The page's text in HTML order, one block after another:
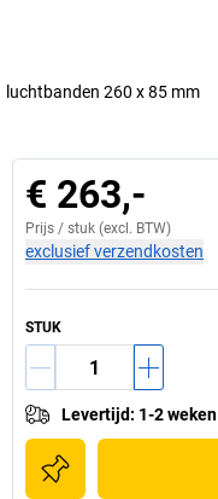
luchtbanden 260 x 85 mm
€ 263,-
Prijs / stuk (excl. BTW)
exclusief verzendkosten
STUK
Levertijd: 1-2 weken